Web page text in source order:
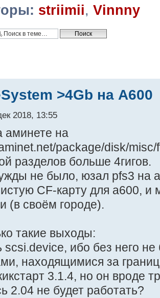
striimii, Vinnny
>4Gb на А600
2018, 13:55
аминете на
package/disk/
разделов больше 4гигов.
не было, юзал pfs3 на
CF-карту для а600, и
(в своём городе).
такие выходы:
scsi.device, ибо без него
находящимися за
3.1.4, но он вроде
2.04 не будет работать?